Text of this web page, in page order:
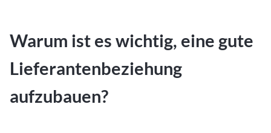
Warum ist es wichtig, eine gute
Lieferantenbeziehung
aufzubauen?